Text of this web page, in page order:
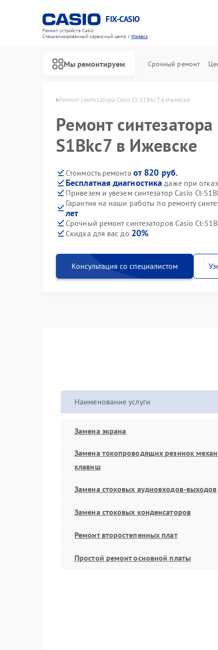
FIX-CASIO
Ремонт устройств Casio
Специализированный cервисный центр г.Ижевск
Мы ремонтируем Срочный ремонт
Casio в Ижевске Ремонт синтезатора Casio Ct-S1Bkc7 в Ижевске
Ремонт
S1Bkc7 в Ижевске
Стоимость ремонта от 820 руб.
Бесплатная диагностика даже при
Привезем и увезем синтезатор Casio Ct-
Гарантия на наши работы по ремонту
лет
Срочный ремонт синтезаторов Casio Ct-
Скидка для вас до 20%
Консультация со специалистом
Наименование услуги
Замена экрана
Замена токопроводящих резинок
клавиш
Замена стоковых аудиовходов-выходов
Замена стоковых конденсаторов
Ремонт второстепенных плат
Простой ремонт основной платы